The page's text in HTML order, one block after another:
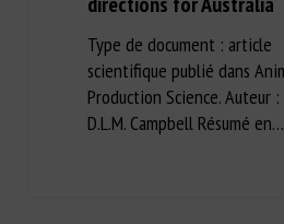
Type de document : article
scientifique publié dans
Production Science. Auteur :
D.L.M. Campbell Résumé en…